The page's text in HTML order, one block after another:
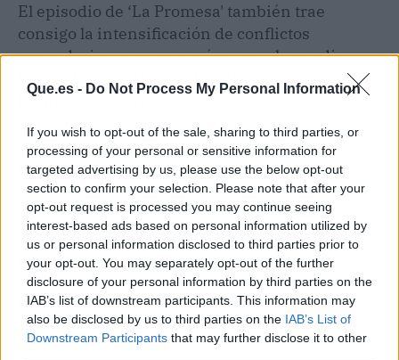
Que.es - Do Not Process My Personal Information
If you wish to opt-out of the sale, sharing to third parties, or
processing of your personal or sensitive information for
targeted advertising by us, please use the below opt-out
section to confirm your selection. Please note that after your
opt-out request is processed you may continue seeing
interest-based ads based on personal information utilized by
us or personal information disclosed to third parties prior to
your opt-out. You may separately opt-out of the further
disclosure of your personal information by third parties on the
IAB’s list of downstream participants. This information may
also be disclosed by us to third parties on the IAB’s List of
Downstream Participants that may further disclose it to other
El episodio de ‘La Promesa' también trae
consigo la intensificación de conflictos
secundarios, porque aquí no se salva nadie.
Lope y Vera vuelven a discutir por la situación
familiar
. El lacayo no comprende por qué la
doncella no le contó a Federico toda la verdad
sobre los negocios de su padre. Teresa,
intentando acercarse a la Vera, tampoco logrará
abundar en el tema.
Por otro lado, Ricardo no deja de pensar en la
marcha de Pía y en cómo hacer para traerla de
vuelta junto a Dieguito. En paralelo, Martina
intentará animar a Adriano, mientras busca la
ayuda de Jacobo para una gestión con el
Patronato.